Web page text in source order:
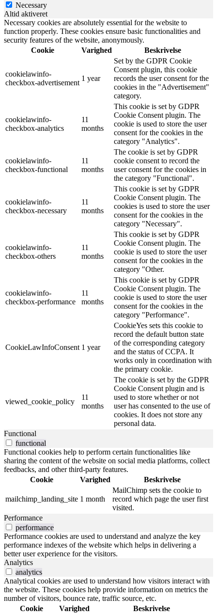
Necessary
Altid aktiveret
Necessary cookies are absolutely essential for the website to
function properly. These cookies ensure basic functionalities and
security features of the website, anonymously.
Cookie
Varighed Beskrivelse
cookielawinfo-
checkbox-advertisement
1 year
Set by the GDPR Cookie
Consent plugin, this cookie
records the user consent for the
cookies in the "Advertisement"
category.
cookielawinfo-
checkbox-analytics
11
months
This cookie is set by GDPR
Cookie Consent plugin. The
cookie is used to store the user
consent for the cookies in the
category "Analytics".
cookielawinfo-
checkbox-functional
11
months
The cookie is set by GDPR
cookie consent to record the
user consent for the cookies in
the category "Functional".
cookielawinfo-
checkbox-necessary
11
months
This cookie is set by GDPR
Cookie Consent plugin. The
cookies is used to store the user
consent for the cookies in the
category "Necessary".
cookielawinfo-
checkbox-others
11
months
This cookie is set by GDPR
Cookie Consent plugin. The
cookie is used to store the user
consent for the cookies in the
category "Other.
cookielawinfo-
checkbox-performance
11
months
This cookie is set by GDPR
Cookie Consent plugin. The
cookie is used to store the user
consent for the cookies in the
category "Performance".
CookieLawInfoConsent 1 year
CookieYes sets this cookie to
record the default button state
of the corresponding category
and the status of CCPA. It
works only in coordination with
the primary cookie.
viewed_cookie_policy
11
months
The cookie is set by the GDPR
Cookie Consent plugin and is
used to store whether or not
user has consented to the use of
cookies. It does not store any
personal data.
Functional
functional
Functional cookies help to perform certain functionalities like
sharing the content of the website on social media platforms, collect
feedbacks, and other third-party features.
Cookie
Varighed Beskrivelse
mailchimp_landing_site 1 month
MailChimp sets the cookie to
record which page the user first
visited.
Performance
performance
Performance cookies are used to understand and analyze the key
performance indexes of the website which helps in delivering a
better user experience for the visitors.
Analytics
analytics
Analytical cookies are used to understand how visitors interact with
the website. These cookies help provide information on metrics the
number of visitors, bounce rate, traffic source, etc.
Cookie
Varighed Beskrivelse